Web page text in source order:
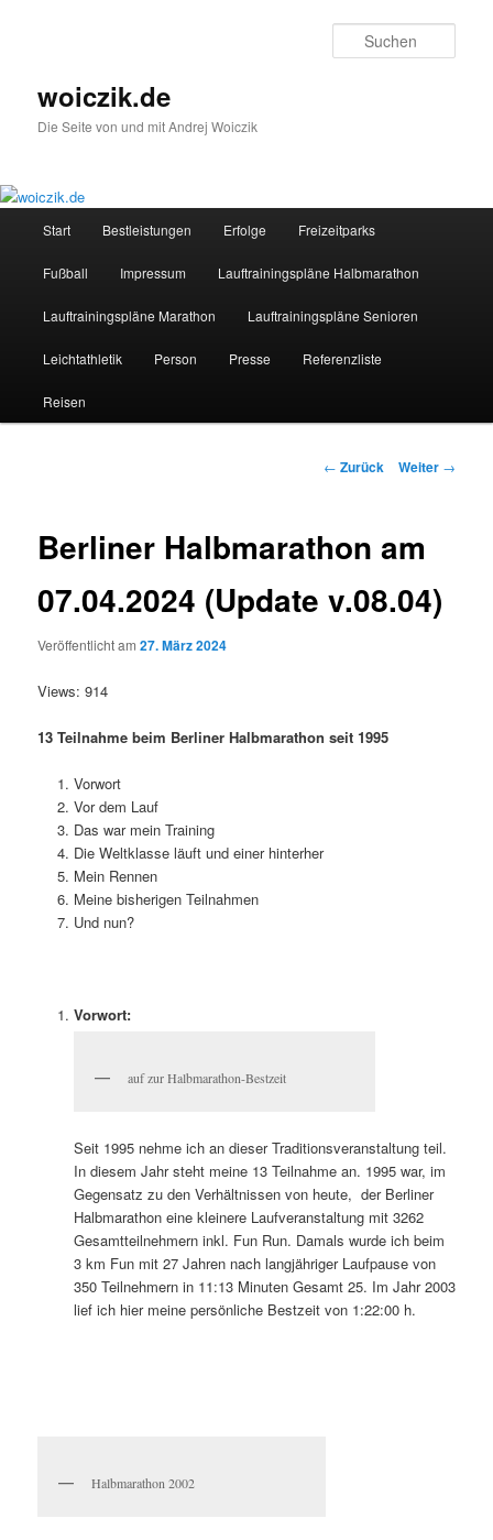
woiczik.de
Die Seite von und mit Andrej Woiczik
Start Bestleistungen Erfolge Freizeitparks
Fußball Impressum Lauftrainingspläne Halbmarathon
Lauftrainingspläne Marathon Lauftrainingspläne Senioren
Leichtathletik Person Presse Referenzliste
Reisen
Beitragsnavigation
← Zurück Weiter →
Berliner Halbmarathon am
07.04.2024 (Update v.08.04)
Veröffentlicht am27. März 2024
Views: 914
13 Teilnahme beim Berliner Halbmarathon seit 1995
Vorwort
Vor dem Lauf
Das war mein Training
Die Weltklasse läuft und einer hinterher
Mein Rennen
Meine bisherigen Teilnahmen
Und nun?
Vorwort:
auf zur Halbmarathon-Bestzeit
Seit 1995 nehme ich an dieser Traditionsveranstaltung teil.
In diesem Jahr steht meine 13 Teilnahme an. 1995 war, im
Gegensatz zu den Verhältnissen von heute, der Berliner
Halbmarathon eine kleinere Laufveranstaltung mit 3262
Gesamtteilnehmern inkl. Fun Run. Damals wurde ich beim
3 km Fun mit 27 Jahren nach langjähriger Laufpause von
350 Teilnehmern in 11:13 Minuten Gesamt 25. Im Jahr 2003
lief ich hier meine persönliche Bestzeit von 1:22:00 h.
Halbmarathon 2002